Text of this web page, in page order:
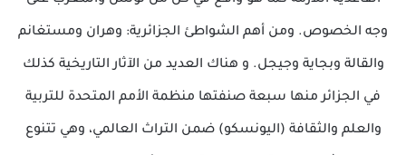
وجه الخصوص. ومن أهم الشواطئ الجزائرية: وهران ومستغانم
والقالة وبجاية وجيجل. و هناك العديد من الآثار التاريخية كذلك
في الجزائر منها سبعة صنفتها منظمة الأمم المتحدة للتربية
والعلم والثقافة (اليونسكو) ضمن التراث العالمي، وهي تتنوع